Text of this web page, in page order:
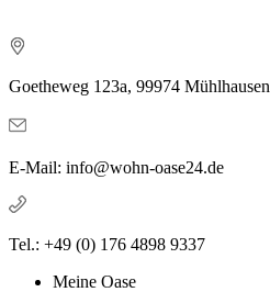
Goetheweg 123a, 99974 Mühlhausen
E-Mail: info@wohn-oase24.de
Tel.: +49 (0) 176 4898 9337
Meine Oase